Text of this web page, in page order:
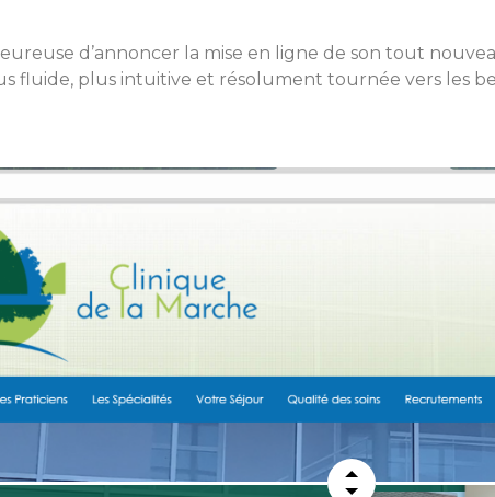
d’annoncer la mise en ligne de son tout
fluide, plus intuitive et résolument tournée vers les